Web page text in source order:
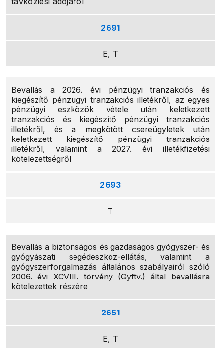
2691
E, T
Bevallás a 2026. évi pénzügyi tranzakciós és
kiegészítő pénzügyi tranzakciós illetékről, az egyes
pénzügyi eszközök vétele után keletkezett
tranzakciós és kiegészítő pénzügyi tranzakciós
illetékről, és a megkötött csereügyletek után
keletkezett kiegészítő pénzügyi tranzakciós
illetékről, valamint a 2027. évi illetékfizetési
kötelezettségről
2693
T
Bevallás a biztonságos és gazdaságos gyógyszer- és
gyógyászati segédeszköz-ellátás, valamint a
gyógyszerforgalmazás általános szabályairól szóló
2006. évi XCVIII. törvény (Gyftv.) által bevallásra
kötelezettek részére
2651
E, T